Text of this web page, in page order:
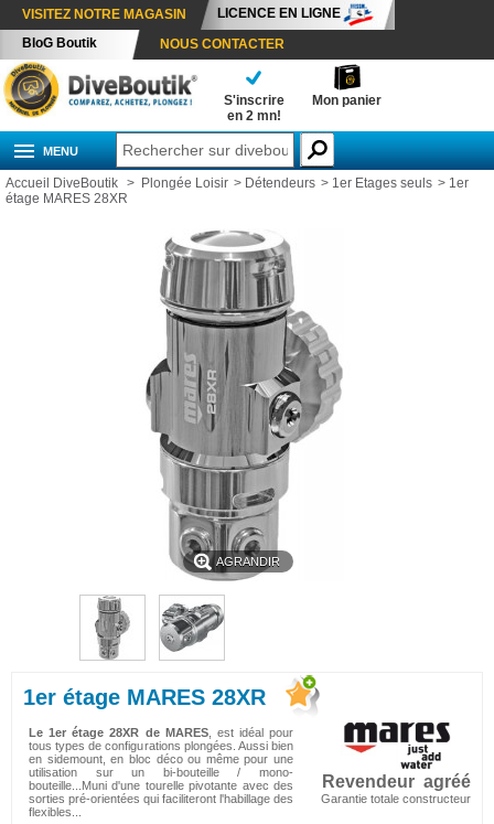
VISITEZ NOTRE MAGASIN
LICENCE EN LIGNE
BloG Boutik
NOUS CONTACTER
S'inscrire
en 2 mn!
Mon panier
MENU
Accueil DiveBoutik > Plongée Loisir > Détendeurs > 1er Etages seuls > 1er
étage MARES 28XR
AGRANDIR
1er étage MARES 28XR
Revendeur agréé
Garantie totale constructeur
Le 1er étage 28XR de MARES, est idéal pour
tous types de configurations plongées. Aussi bien
en sidemount, en bloc déco ou même pour une
utilisation sur un bi-bouteille / mono-
bouteille...Muni d'une tourelle pivotante avec des
sorties pré-orientées qui faciliteront l'habillage des
flexibles...